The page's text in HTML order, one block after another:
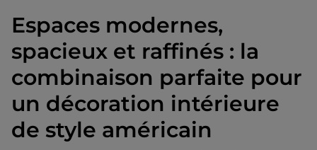
Espaces modernes,
spacieux et raffinés : la
combinaison parfaite pour
un décoration intérieure
de style américain